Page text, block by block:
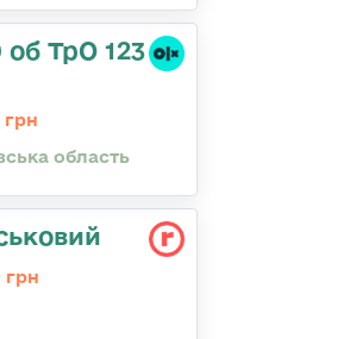
об ТрО 123
грн
область
грн